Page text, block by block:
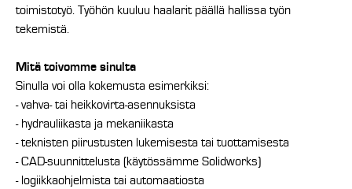
toimistotyö. Työhön kuuluu haalarit päällä hallissa työn
tekemistä.
Mitä toivomme sinulta
Sinulla voi olla kokemusta esimerkiksi:
- vahva- tai heikkovirta-asennuksista
- hydrauliikasta ja mekaniikasta
- teknisten piirustusten lukemisesta tai tuottamisesta
- CAD-suunnittelusta (käytössämme Solidworks)
- logiikkaohjelmista tai automaatiosta